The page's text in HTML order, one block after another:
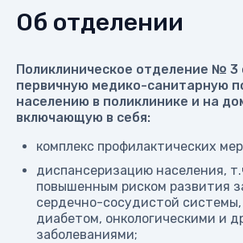
Об отделении
Поликлиническое отделение № 3
первичную медико-санитарную
населению в поликлинике и на
включающую в себя:
комплекс профилактических
диспансеризацию населения,
повышенным риском развития
сердечно-сосудистой
диабетом, онкологическими и
заболеваниями;